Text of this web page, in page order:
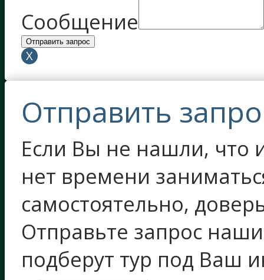
Сообщение
Отправить запрос
X
Отправить
Если Вы не нашли, что
нет времени
самостоятельно,
Отправьте запрос
подберут тур под Ваш